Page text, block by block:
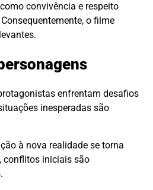
convivência e respeito
o filme
enfrentam desafios
inesperadas são
à nova realidade se torna
conflitos iniciais são